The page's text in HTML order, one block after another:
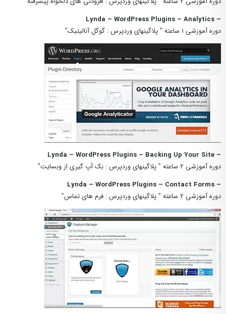
– Lynda – WordPress Plugins – Analytics
دوره آموزشی ۱ ساعته ” پلاگینهای وردپرس : گوگل آنالیتیک”
– Lynda – WordPress Plugins – Backing Up Your Site
دوره آموزشی ۲ ساعته ” پلاگینهای وردپرس : بک آپ گیری از وبسایت”
– Lynda – WordPress Plugins – Contact Forms
دوره آموزشی ۲ ساعته ” پلاگینهای وردپرس : فرم های تماس”